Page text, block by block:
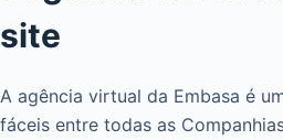
site
A agência virtual da Embasa é
fáceis entre todas as